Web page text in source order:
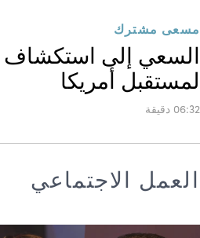
مسعى مشترك
السعي إلى استكشاف
لمستقبل أمريكا
06:32 دقيقة
العمل الاجتماعي